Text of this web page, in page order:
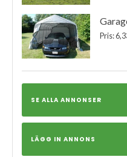
Pris:
SE ALLA ANNONSER
LÄGG IN ANNONS